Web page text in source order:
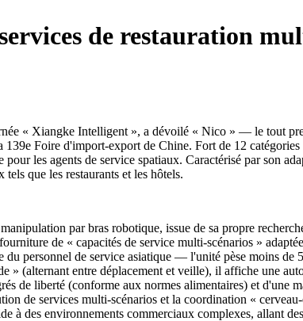
de restauration
« Xiangke Intelligent », a dévoilé « Nico » — le tout
Foire d'import-export de Chine. Fort de 12
les agents de service spatiaux. Caractérisé par son
que les restaurants et les hôtels.
par bras robotique, issue de sa propre
de « capacités de service multi-scénarios »
personnel de service asiatique — l'unité pèse moins de
(alternant entre déplacement et veille), il affiche une
de liberté (conforme aux normes alimentaires) et d'une
de services multi-scénarios et la coordination «
des environnements commerciaux complexes, allant